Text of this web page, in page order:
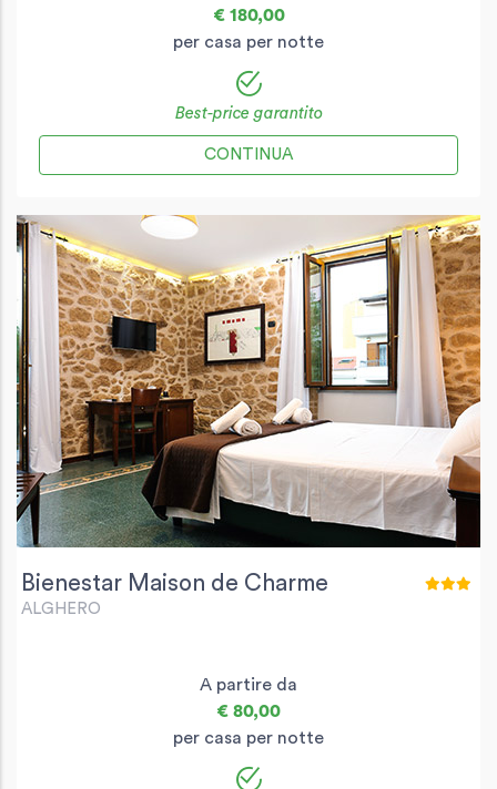
€ 180,00
per casa per notte
Best-price garantito
CONTINUA
Bienestar Maison de Charme
ALGHERO
A partire da
€ 80,00
per casa per notte